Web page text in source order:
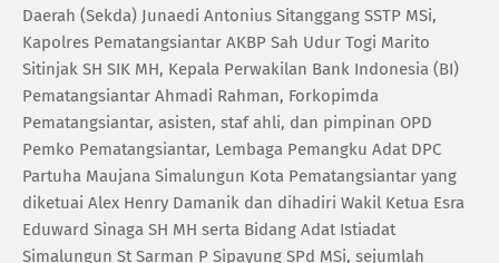
Daerah (Sekda) Junaedi Antonius Sitanggang SSTP MSi,
Kapolres Pematangsiantar AKBP Sah Udur Togi Marito
Sitinjak SH SIK MH, Kepala Perwakilan Bank Indonesia (BI)
Pematangsiantar Ahmadi Rahman, Forkopimda
Pematangsiantar, asisten, staf ahli, dan pimpinan OPD
Pemko Pematangsiantar, Lembaga Pemangku Adat DPC
Partuha Maujana Simalungun Kota Pematangsiantar yang
diketuai Alex Henry Damanik dan dihadiri Wakil Ketua Esra
Eduward Sinaga SH MH serta Bidang Adat Istiadat
Simalungun St Sarman P Sipayung SPd MSi, sejumlah